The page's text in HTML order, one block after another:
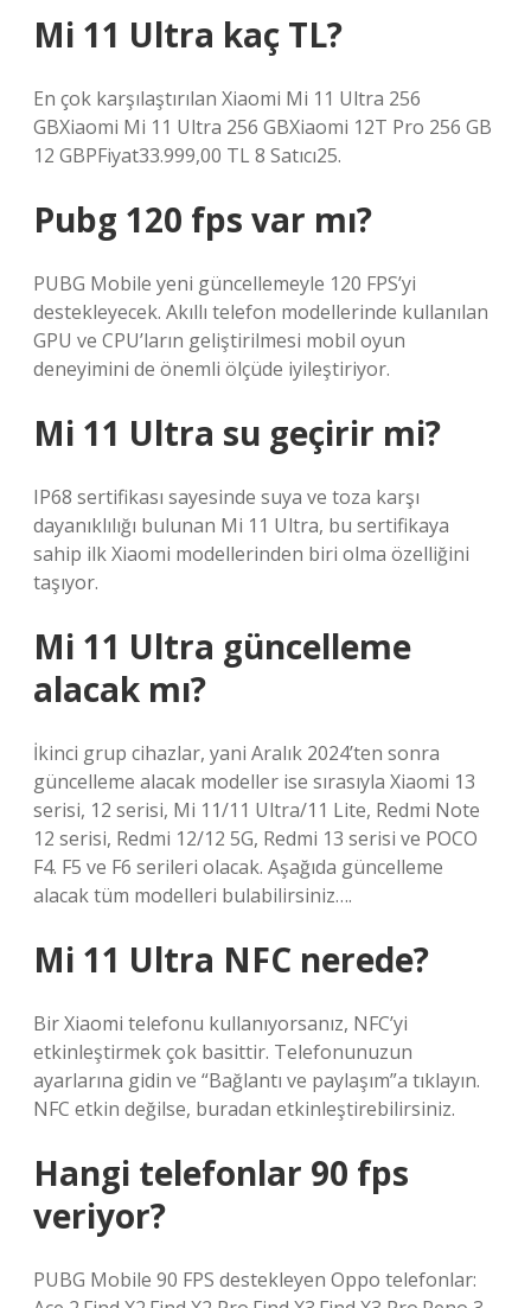
Mi 11 Ultra kaç TL?
En çok karşılaştırılan Xiaomi Mi 11 Ultra 256
GBXiaomi Mi 11 Ultra 256 GBXiaomi 12T Pro 256 GB
12 GBPFiyat33.999,00 TL 8 Satıcı25.
Pubg 120 fps var mı?
PUBG Mobile yeni güncellemeyle 120 FPS’yi
destekleyecek. Akıllı telefon modellerinde kullanılan
GPU ve CPU’ların geliştirilmesi mobil oyun
deneyimini de önemli ölçüde iyileştiriyor.
Mi 11 Ultra su geçirir mi?
IP68 sertifikası sayesinde suya ve toza karşı
dayanıklılığı bulunan Mi 11 Ultra, bu sertifikaya
sahip ilk Xiaomi modellerinden biri olma özelliğini
taşıyor.
Mi 11 Ultra güncelleme
alacak mı?
İkinci grup cihazlar, yani Aralık 2024’ten sonra
güncelleme alacak modeller ise sırasıyla Xiaomi 13
serisi, 12 serisi, Mi 11/11 Ultra/11 Lite, Redmi Note
12 serisi, Redmi 12/12 5G, Redmi 13 serisi ve POCO
F4. F5 ve F6 serileri olacak. Aşağıda güncelleme
alacak tüm modelleri bulabilirsiniz….
Mi 11 Ultra NFC nerede?
Bir Xiaomi telefonu kullanıyorsanız, NFC’yi
etkinleştirmek çok basittir. Telefonunuzun
ayarlarına gidin ve “Bağlantı ve paylaşım”a tıklayın.
NFC etkin değilse, buradan etkinleştirebilirsiniz.
Hangi telefonlar 90 fps
veriyor?
PUBG Mobile 90 FPS destekleyen Oppo telefonlar: